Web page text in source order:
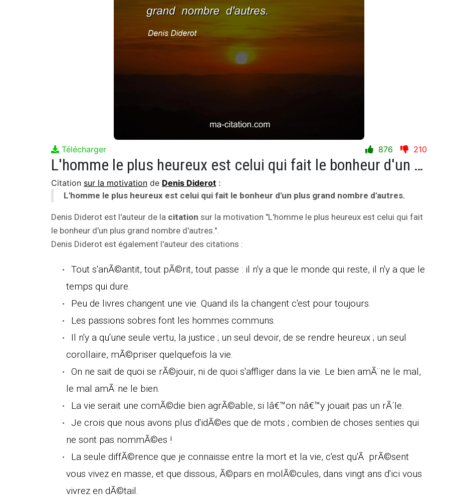
Télécharger 876 210
L'homme le plus heureux est celui qui fait le bonheur d'un plus grand nombre d'autres.
Citation sur la motivation de Denis Diderot :
L'homme le plus heureux est celui qui fait le bonheur d'un plus grand nombre d'autres.
Denis Diderot est l'auteur de la citation sur la motivation "L'homme le plus heureux est celui qui fait
le bonheur d'un plus grand nombre d'autres.".
Denis Diderot est également l'auteur des citations :
Tout s'anÃ©antit, tout pÃ©rit, tout passe : il n'y a que le monde qui reste, il n'y a que le
temps qui dure.
Peu de livres changent une vie. Quand ils la changent c'est pour toujours.
Les passions sobres font les hommes communs.
Il n'y a qu'une seule vertu, la justice ; un seul devoir, de se rendre heureux ; un seul
corollaire, mÃ©priser quelquefois la vie.
On ne sait de quoi se rÃ©jouir, ni de quoi s'affliger dans la vie. Le bien amÃ¨ne le mal,
le mal amÃ¨ne le bien.
La vie serait une comÃ©die bien agrÃ©able, si lâ€™on nâ€™y jouait pas un rÃ´le.
Je crois que nous avons plus d'idÃ©es que de mots ; combien de choses senties qui
ne sont pas nommÃ©es !
La seule diffÃ©rence que je connaisse entre la mort et la vie, c'est qu'Ã prÃ©sent
vous vivez en masse, et que dissous, Ã©pars en molÃ©cules, dans vingt ans d'ici vous
vivrez en dÃ©tail.